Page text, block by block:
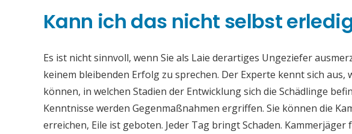
Kann ich das nicht selbst
Es ist nicht sinnvoll, wenn Sie als Laie derartiges Ungeziefer
keinem bleibenden Erfolg zu sprechen. Der Experte kennt sich
können, in welchen Stadien der Entwicklung sich die Schädlinge
Kenntnisse werden Gegenmaßnahmen ergriffen. Sie können die
erreichen, Eile ist geboten. Jeder Tag bringt Schaden.